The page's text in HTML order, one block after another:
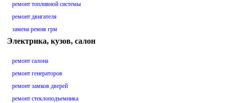
ремонт топливной системы
ремонт двигателя
замена ремня грм
Электрика, кузов, салон
ремонт салона
ремонт генераторов
ремонт замков дверей
ремонт стеклоподъемника